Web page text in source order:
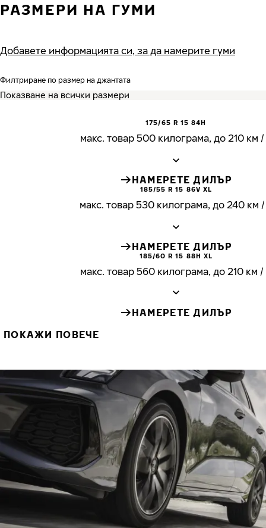
РАЗМЕРИ НА ГУМИ
Добавете информацията си, за да намерите гуми
Филтриране по размер на джантата
175/65 R 15 84H
макс. товар 500 килограма, до 210 км /
НАМЕРЕТЕ ДИЛЪР
185/55 R 15 86V XL
макс. товар 530 килограма, до 240 км
НАМЕРЕТЕ ДИЛЪР
185/60 R 15 88H XL
макс. товар 560 килограма, до 210 км /
НАМЕРЕТЕ ДИЛЪР
ПОКАЖИ ПОВЕЧЕ